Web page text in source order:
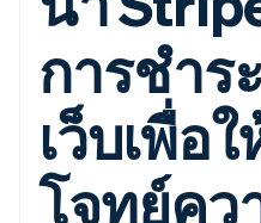
เงินสำเร็จรูป
องค์ประกอบ UI
ที่ยืดหยุ่น
วิธีการชำระ
เงิน
เข้าถึงได้
มากกว่า 125
รายการ
Authorization
การ
การ
ตาม
ครั้งเ
ตามแ
ล่วงห
Tax
คิดภ
อัตโ
บริการทาง
รวมในตัว
การทำงาน
การเงิน
ธุรกิจทั่วโลก
การชำระเ
มาร์เก็ตเพ
แพลตฟอร์
SaaS
รับการชำ
ติดตั้งใช้งา
สำเร็จรูป
สร้างแพล
มาร์เก็ตเพ
จัดการการ
รอบบิล
การใช้งาน
ออกบัตรที่มี
แพ็กเกจกา
รับการจัดก
บริการเฉพ
บริษัท
แผนงานผ
การชำร
เว็บเพื่อ
โจทย์คว